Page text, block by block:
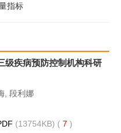
指标
级疾病预防控制机构科研
, 段利娜
(13754KB) ( 7 )